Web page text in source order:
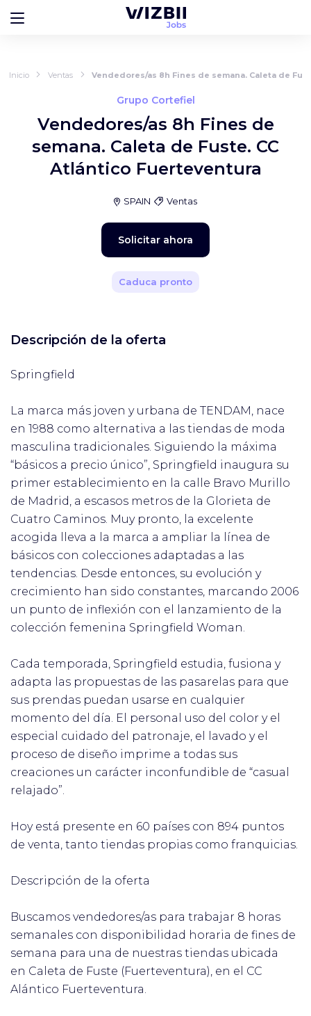
Inicio Ventas Vendedores/as 8h Fines de semana. Caleta de
Grupo Cortefiel
Vendedores/as 8h Fines de
semana. Caleta de Fuste. CC
Atlántico Fuerteventura
SPAIN Ventas
Solicitar ahora
Caduca pronto
Descripción de la oferta
Springfield
La marca más joven y urbana de TENDAM, nace
en 1988 como alternativa a las tiendas de moda
masculina tradicionales. Siguiendo la máxima
“básicos a precio único”, Springfield inaugura su
primer establecimiento en la calle Bravo Murillo
de Madrid, a escasos metros de la Glorieta de
Cuatro Caminos. Muy pronto, la excelente
acogida lleva a la marca a ampliar la línea de
básicos con colecciones adaptadas a las
tendencias. Desde entonces, su evolución y
crecimiento han sido constantes, marcando 2006
un punto de inflexión con el lanzamiento de la
colección femenina Springfield Woman.
Cada temporada, Springfield estudia, fusiona y
adapta las propuestas de las pasarelas para que
sus prendas puedan usarse en cualquier
momento del día. El personal uso del color y el
especial cuidado del patronaje, el lavado y el
proceso de diseño imprime a todas sus
creaciones un carácter inconfundible de “casual
relajado”.
Hoy está presente en 60 países con 894 puntos
de venta, tanto tiendas propias como franquicias.
Descripción de la oferta
Buscamos vendedores/as para trabajar 8 horas
semanales con disponibilidad horaria de fines de
semana para una de nuestras tiendas ubicada
en Caleta de Fuste (Fuerteventura), en el CC
Alántico Fuerteventura.